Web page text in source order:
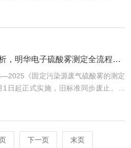
硫脱硝效率的检测。一、仪器校准与
准-动态校准：每班次开机后，通入零
度标准气体(如0.5mg/m³)验证量程下
个浓度点(低、中、高)建立校准曲线，
【新标解读】从采样到分析，明华电子硫酸雾测定全流程解决方案
《固定污染源废气硫酸雾的测定
日起正式实施，旧标准同步废止。此
程进行了全面优化与细化，进一步规
测定流程。新标解读Part01适用范围
限Part03方法原理与仪器设备(1)采样
下一页 末页